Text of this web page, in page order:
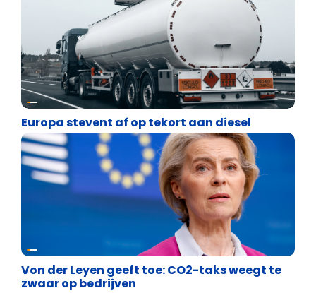
Energie en transport
Europa stevent af op tekort aan diesel
Energie en transport
Von der Leyen geeft toe: CO2-taks weegt te
zwaar op bedrijven